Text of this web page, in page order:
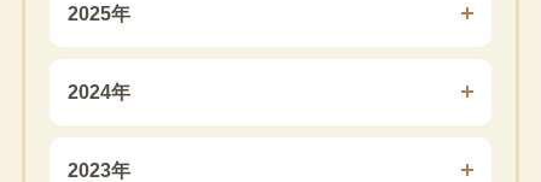
2025年
2024年
2023年